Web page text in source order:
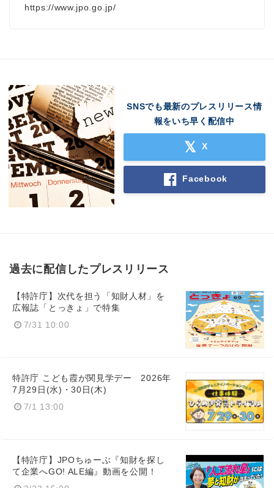
https://www.jpo.go.jp/
SNSでも最新のプレスリリース情
報をいち早く配信中
X
Facebook
過去に配信したプレスリリース
【特許庁】次代を担う「知財人材」を
広報誌「とっきょ」で特集
7/31 10:00
特許庁 こども霞が関見学デー 2026年
7月29日(水)・30日(木)
7/1 13:00
【特許庁】JPOちゅーぶ『知財を探し
て企業へGO! ALE編』動画を公開！